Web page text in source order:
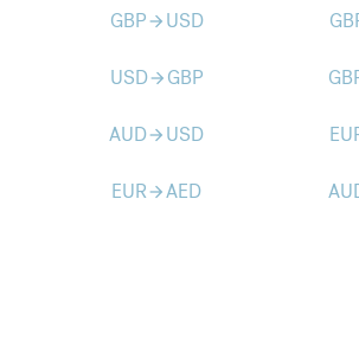
GBParrow_forward USD
USDarrow_forward GBP
AUDarrow_forward USD
EURarrow_forwardAED